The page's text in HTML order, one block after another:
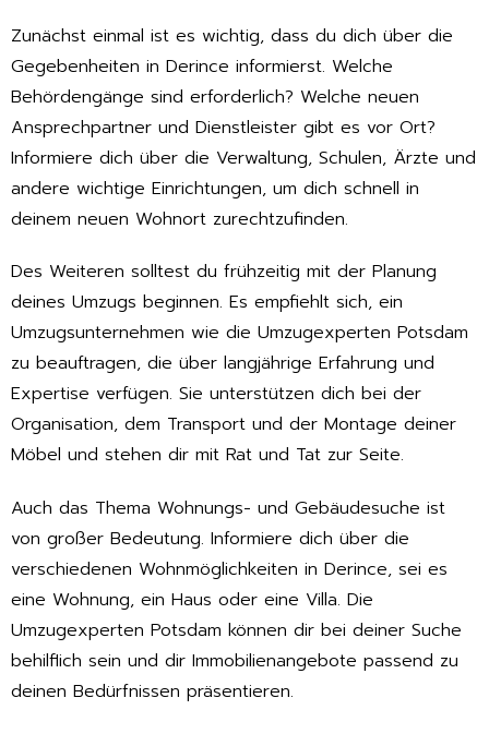
Zunächst einmal ist es wichtig, dass du dich über die
Gegebenheiten in Derince informierst. Welche
Behördengänge sind erforderlich? Welche neuen
Ansprechpartner und Dienstleister gibt es vor Ort?
Informiere dich über die Verwaltung, Schulen, Ärzte und
andere wichtige Einrichtungen, um dich schnell in
deinem neuen Wohnort zurechtzufinden.
Des Weiteren solltest du frühzeitig mit der Planung
deines Umzugs beginnen. Es empfiehlt sich, ein
Umzugsunternehmen wie die Umzugexperten Potsdam
zu beauftragen, die über langjährige Erfahrung und
Expertise verfügen. Sie unterstützen dich bei der
Organisation, dem Transport und der Montage deiner
Möbel und stehen dir mit Rat und Tat zur Seite.
Auch das Thema Wohnungs- und Gebäudesuche ist
von großer Bedeutung. Informiere dich über die
verschiedenen Wohnmöglichkeiten in Derince, sei es
eine Wohnung, ein Haus oder eine Villa. Die
Umzugexperten Potsdam können dir bei deiner Suche
behilflich sein und dir Immobilienangebote passend zu
deinen Bedürfnissen präsentieren.